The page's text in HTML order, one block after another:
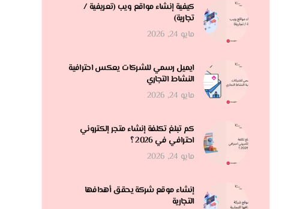
كيفية إنشاء مواقع ويب (تعريفية /
تجارية)
مايو 24, 2026
ايميل رسمي للشركات يعكس احترافية
النشاط التجاري
مايو 24, 2026
كم تبلغ تكلفة إنشاء متجر إلكتروني
احترافي في 2026 ؟
مايو 24, 2026
إنشاء موقع شركة يحقق أهدافها
التجارية